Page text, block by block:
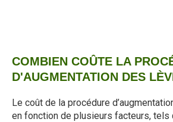
COMBIEN COÛTE LA
D'AUGMENTATION DES
Le coût de la procédure
en fonction de plusieurs facteurs, tels